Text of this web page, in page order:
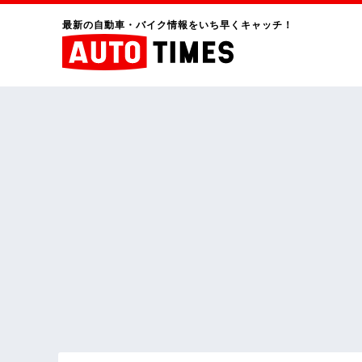
最新の自動車・バイク情報をいち早くキャッチ！